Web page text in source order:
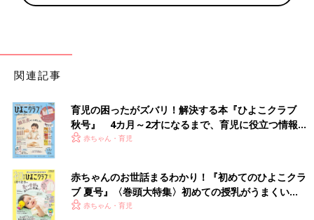
関連記事
育児の困ったがズバリ！解決する本『ひよこクラブ
秋号』 4カ月～2才になるまで、育児に役立つ情報が
いっぱい！
赤ちゃん・育児
赤ちゃんのお世話まるわかり！『初めてのひよこクラ
ブ 夏号』〈巻頭大特集〉初めての授乳がうまくい
く！ おっぱい・ミルクの基本と夏のトラブル 解決テ
赤ちゃん・育児